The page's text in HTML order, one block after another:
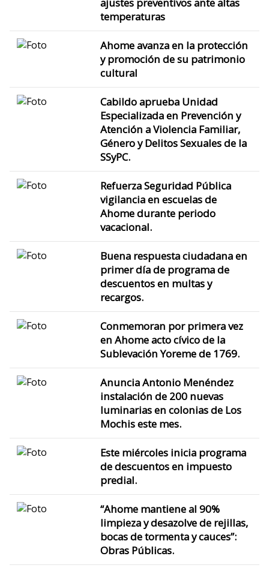
ajustes preventivos ante altas
temperaturas
Ahome avanza en la protección
y promoción de su patrimonio
cultural
Cabildo aprueba Unidad
Especializada en Prevención y
Atención a Violencia Familiar,
Género y Delitos Sexuales de la
SSyPC.
Refuerza Seguridad Pública
vigilancia en escuelas de
Ahome durante periodo
vacacional.
Buena respuesta ciudadana en
primer día de programa de
descuentos en multas y
recargos.
Conmemoran por primera vez
en Ahome acto cívico de la
Sublevación Yoreme de 1769.
Anuncia Antonio Menéndez
instalación de 200 nuevas
luminarias en colonias de Los
Mochis este mes.
Este miércoles inicia programa
de descuentos en impuesto
predial.
“Ahome mantiene al 90%
limpieza y desazolve de rejillas,
bocas de tormenta y cauces”:
Obras Públicas.